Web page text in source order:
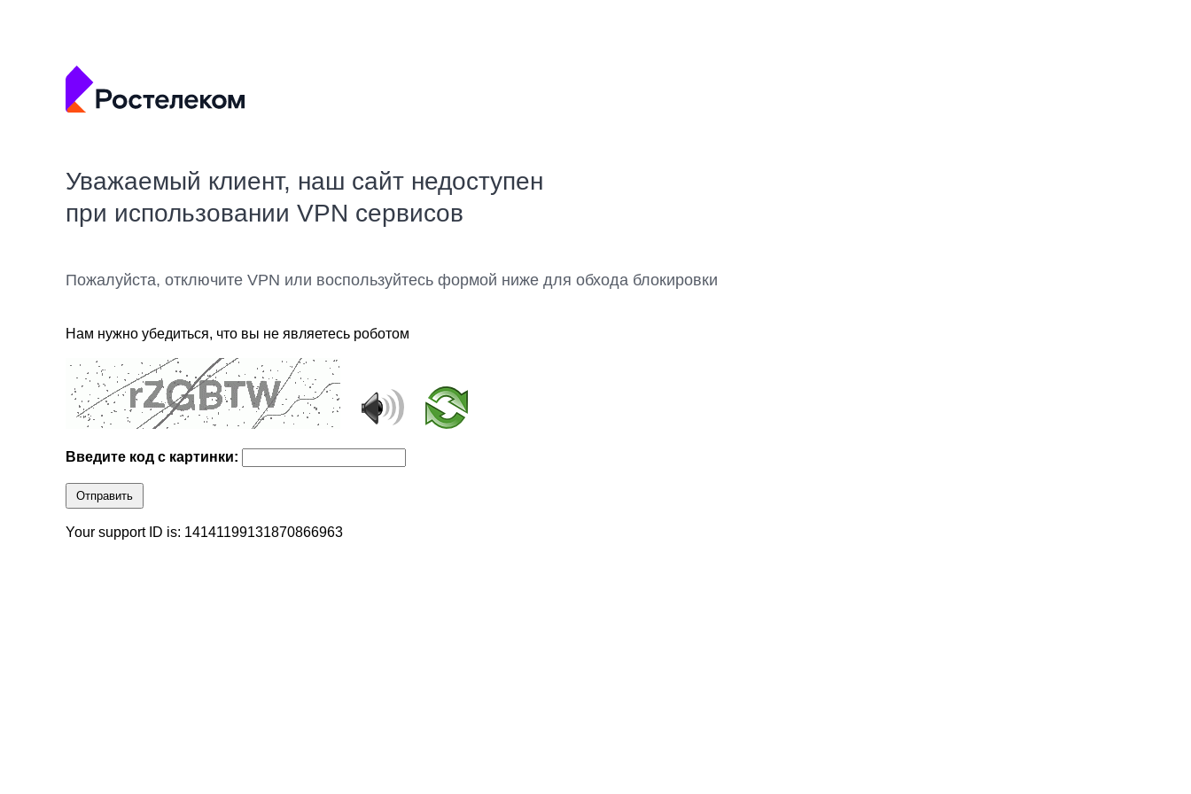
Уважаемый клиент, наш сайт недоступен
при использовании VPN сервисов
Пожалуйста, отключите VPN или воспользуйтесь формой ниже для обхода блокировки
Нам нужно убедиться, что вы не являетесь роботом
Введите код с картинки:
Отправить
Your support ID is: 14141199131870866963